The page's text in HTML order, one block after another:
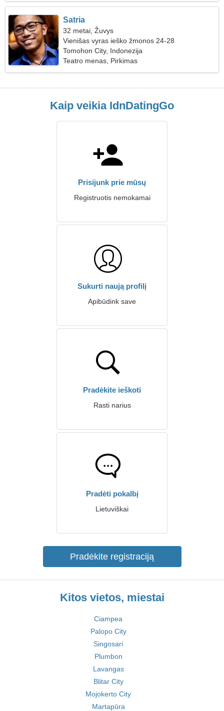
Satria
32 metai, Žuvys
Vienišas vyras ieško žmonos 24-28
Tomohon City, Indonezija
Teatro menas, Pirkimas
Kaip veikia IdnDatingGo
Prisijunk prie mūsų
Registruotis nemokamai
Sukurti naują profilį
Apibūdink save
Pradėkite ieškoti
Rasti narius
Pradėti pokalbį
Lietuviškai
Pradėkite registraciją
Kitos vietos, miestai
Ciampea
Palopo City
Singosari
Plumbon
Lavangas
Blitar City
Mojokerto City
Martapūra